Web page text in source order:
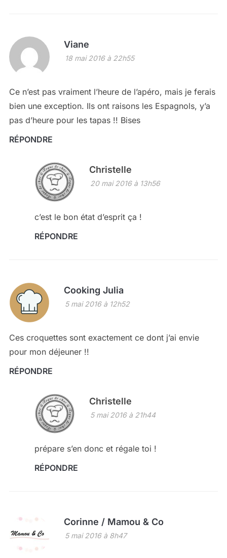
Viane
18 mai 2016 à 22h55
Ce n’est pas vraiment l’heure de l’apéro, mais je ferais
bien une exception. Ils ont raisons les Espagnols, y’a
pas d’heure pour les tapas !! Bises
RÉPONDRE
Christelle
20 mai 2016 à 13h56
c’est le bon état d’esprit ça !
RÉPONDRE
Cooking Julia
5 mai 2016 à 12h52
Ces croquettes sont exactement ce dont j’ai envie
pour mon déjeuner !!
RÉPONDRE
Christelle
5 mai 2016 à 21h44
prépare s’en donc et régale toi !
RÉPONDRE
Corinne / Mamou & Co
5 mai 2016 à 8h47